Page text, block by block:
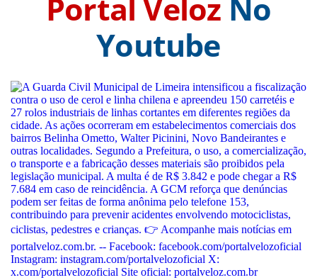
Portal Veloz No
Youtube